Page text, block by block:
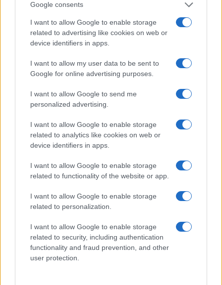
Google consents
I want to allow Google to enable storage
related to advertising like cookies on web or
device identifiers in apps.
I want to allow my user data to be sent to
Google for online advertising purposes.
I want to allow Google to send me
personalized advertising.
I want to allow Google to enable storage
related to analytics like cookies on web or
device identifiers in apps.
I want to allow Google to enable storage
related to functionality of the website or app.
I want to allow Google to enable storage
related to personalization.
I want to allow Google to enable storage
related to security, including authentication
functionality and fraud prevention, and other
user protection.
Malescomics 2026: eventi, ospiti e attività in Valle
Vigezzo
Andrea Conforti · 5 Ago 2026
Il mercato dell’intelligenza artificiale in Italia nel 2024:
Perché il 6G non diffonde l’Hantavirus e come
riconoscere le fake news
Collezionismo Tech: Come Investire in Oggetti Rari e